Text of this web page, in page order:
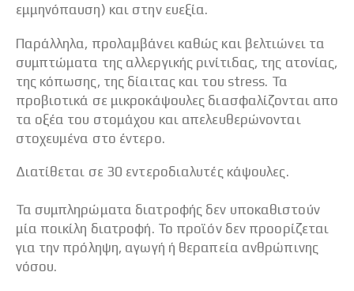
εμμηνόπαυση) και στην ευεξία.
Παράλληλα, προλαμβάνει καθώς και βελτιώνει τα
συμπτώματα της αλλεργικής ρινίτιδας, της ατονίας,
της κόπωσης, της δίαιτας και του stress. Τα
προβιοτικά σε μικροκάψουλες διασφαλίζονται απο
τα οξέα του στομάχου και απελευθερώνονται
στοχευμένα στο έντερο.
Διατίθεται σε 30 εντεροδιαλυτές κάψουλες.
Τα συμπληρώματα διατροφής δεν υποκαθιστούν
μία ποικίλη διατροφή. Το προϊόν δεν προορίζεται
για την πρόληψη, αγωγή ή θεραπεία ανθρώπινης
νόσου.